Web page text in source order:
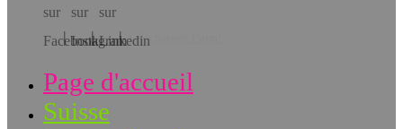
Téléchargez l’app!
Page d'accueil
Suisse